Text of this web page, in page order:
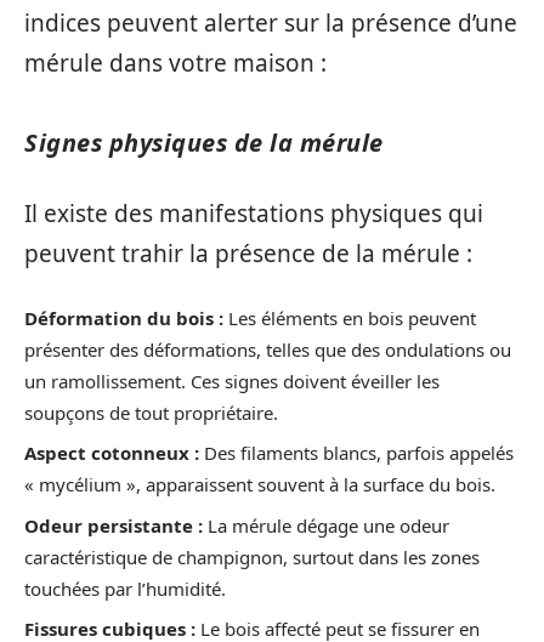
indices peuvent alerter sur la présence d’une
mérule dans votre maison :
Signes physiques de la mérule
Il existe des manifestations physiques qui
peuvent trahir la présence de la mérule :
Déformation du bois : Les éléments en bois peuvent
présenter des déformations, telles que des ondulations ou
un ramollissement. Ces signes doivent éveiller les
soupçons de tout propriétaire.
Aspect cotonneux : Des filaments blancs, parfois appelés
« mycélium », apparaissent souvent à la surface du bois.
Odeur persistante : La mérule dégage une odeur
caractéristique de champignon, surtout dans les zones
touchées par l’humidité.
Fissures cubiques : Le bois affecté peut se fissurer en